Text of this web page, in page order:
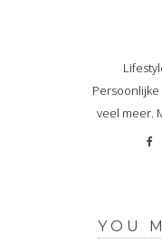
Persoonlijke
veel meer.
YOU